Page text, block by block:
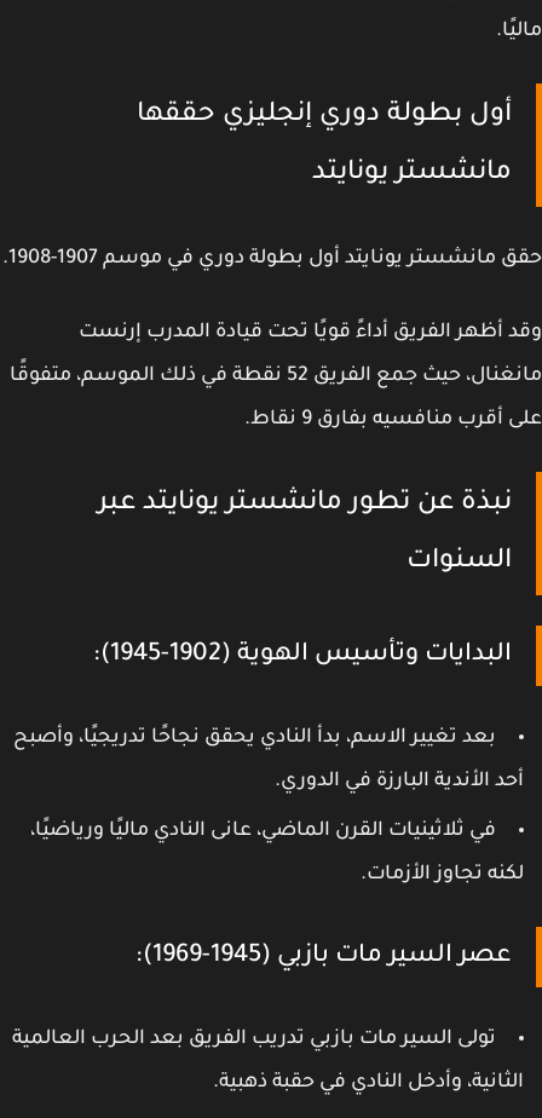
أول بطولة دوري إنجليزي حققها
مانشستر يونايتد
مانشستر يونايتد أول بطولة دوري في موسم 1907-1908.
أظهر الفريق أداءً قويًا تحت قيادة المدرب إرنست
مانغنال، حيث جمع الفريق 52 نقطة في ذلك الموسم، متفوقًا
أقرب منافسيه بفارق 9 نقاط.
نبذة عن تطور مانشستر يونايتد عبر
السنوات
البدايات وتأسيس الهوية (1902-1945):
بعد تغيير الاسم، بدأ النادي يحقق نجاحًا تدريجيًا، وأصبح
الأندية البارزة في الدوري.
في ثلاثينيات القرن الماضي، عانى النادي ماليًا ورياضيًا،
تجاوز الأزمات.
عصر السير مات بازبي (1945-1969):
تولى السير مات بازبي تدريب الفريق بعد الحرب العالمية
وأدخل النادي في حقبة ذهبية.